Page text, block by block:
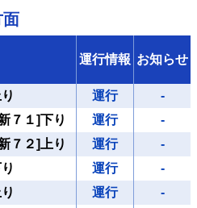
面
運行情報 お知らせ
運行
-
７１]下り
運行
-
７２]上り
運行
-
運行
-
運行
-